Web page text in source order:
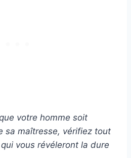
votre homme soit
sa maîtresse, vérifiez tout
qui vous révéleront la dure